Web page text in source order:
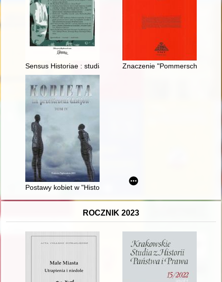
Sensus Historiae : studia interdyscyplinarne. 2022, [nr] 3
Znaczenie "Pommersche
Postawy kobiet w "Historiach Kościelnych" Sokratesa
ROCZNIK 2023